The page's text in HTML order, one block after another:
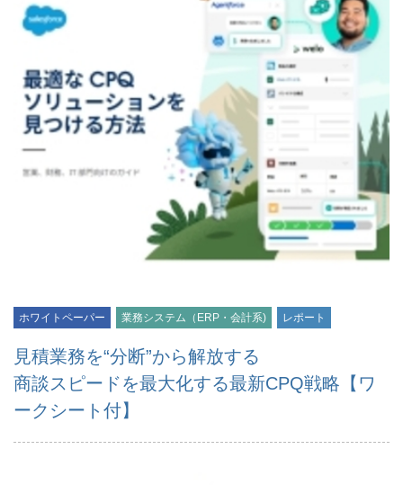
ホワイトペーパー 業務システム（ERP・会計系) レポート
見積業務を“分断”から解放する
商談スピードを最大化する最新CPQ戦略【ワ
ークシート付】